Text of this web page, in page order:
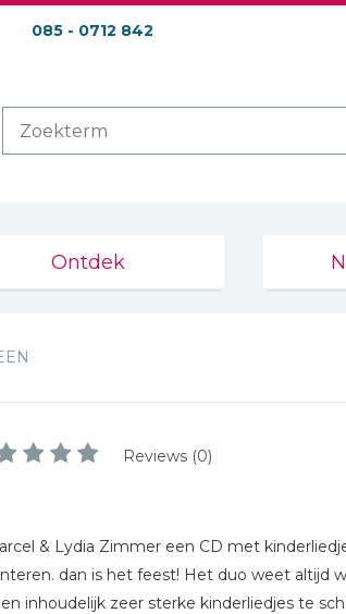
085 - 0712 842
Ontdek
Reviews (0)
& Lydia Zimmer een CD met
dan is het feest! Het duo weet altijd
inhoudelijk zeer sterke kinderliedjes te